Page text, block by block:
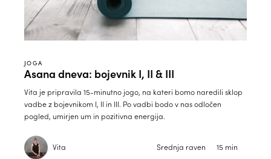
JOGA
Asana dneva: bojevnik I, II & III
Vita je pripravila 15-minutno jogo, na kateri bomo naredili sklop
vadbe z bojevnikom I, II in III. Po vadbi bodo v nas odločen
pogled, umirjen um in pozitivna energija.
Vita Srednja raven 15 min